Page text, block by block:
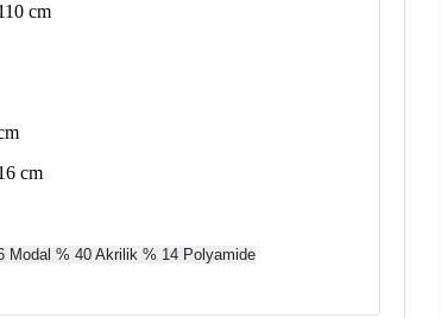
cm
cm
Modal % 40 Akrilik % 14 Polyamide